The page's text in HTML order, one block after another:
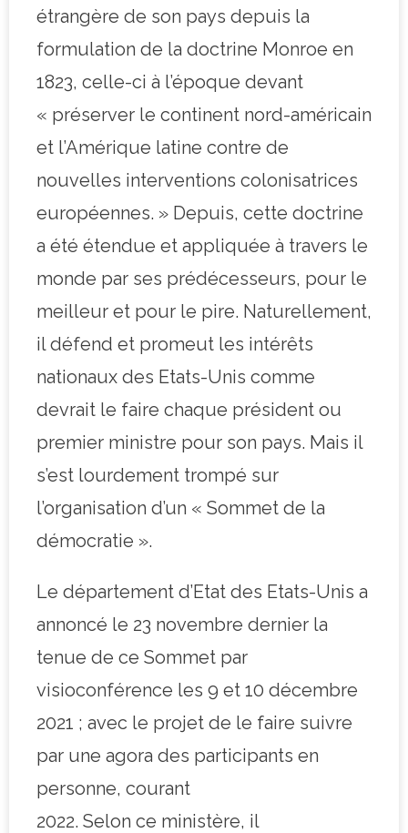
étrangère de son pays depuis la
formulation de la doctrine Monroe en
1823, celle-ci à l’époque devant
« préserver le continent nord-américain
et l’Amérique latine contre de
nouvelles interventions colonisatrices
européennes. » Depuis, cette doctrine
a été étendue et appliquée à travers le
monde par ses prédécesseurs, pour le
meilleur et pour le pire. Naturellement,
il défend et promeut les intérêts
nationaux des Etats-Unis comme
devrait le faire chaque président ou
premier ministre pour son pays. Mais il
s’est lourdement trompé sur
l’organisation d’un « Sommet de la
démocratie ».
Le département d’Etat des Etats-Unis a
annoncé le 23 novembre dernier la
tenue de ce Sommet par
visioconférence les 9 et 10 décembre
2021 ; avec le projet de le faire suivre
par une agora des participants en
personne, courant
2022. Selon ce ministère, il